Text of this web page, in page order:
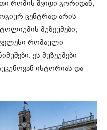
რომის შვიდი გორიდან,
ცენტრად არის
მუზეუმები,
რომაული
ეს მუზეუმები
ისტორიას და